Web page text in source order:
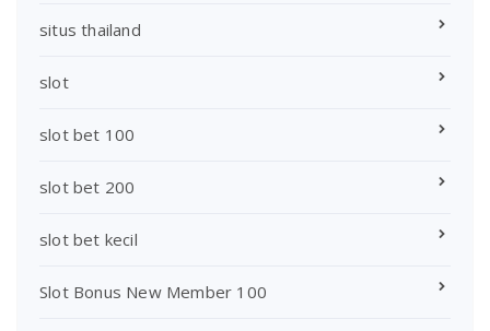
situs thailand
slot
slot bet 100
slot bet 200
slot bet kecil
Slot Bonus New Member 100